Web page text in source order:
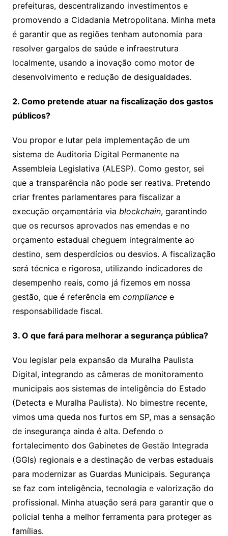
prefeituras, descentralizando investimentos e
promovendo a Cidadania Metropolitana. Minha meta
é garantir que as regiões tenham autonomia para
resolver gargalos de saúde e infraestrutura
localmente, usando a inovação como motor de
desenvolvimento e redução de desigualdades.
2. Como pretende atuar na fiscalização dos gastos
públicos?
Vou propor e lutar pela implementação de um
sistema de Auditoria Digital Permanente na
Assembleia Legislativa (ALESP). Como gestor, sei
que a transparência não pode ser reativa. Pretendo
criar frentes parlamentares para fiscalizar a
execução orçamentária via blockchain, garantindo
que os recursos aprovados nas emendas e no
orçamento estadual cheguem integralmente ao
destino, sem desperdícios ou desvios. A fiscalização
será técnica e rigorosa, utilizando indicadores de
desempenho reais, como já fizemos em nossa
gestão, que é referência em compliancee
responsabilidade fiscal.
3. O que fará para melhorar a segurança pública?
Vou legislar pela expansão da Muralha Paulista
Digital, integrando as câmeras de monitoramento
municipais aos sistemas de inteligência do Estado
(Detecta e Muralha Paulista). No bimestre recente,
vimos uma queda nos furtos em SP, mas a sensação
de insegurança ainda é alta. Defendo o
fortalecimento dos Gabinetes de Gestão Integrada
(GGIs) regionais e a destinação de verbas estaduais
para modernizar as Guardas Municipais. Segurança
se faz com inteligência, tecnologia e valorização do
profissional. Minha atuação será para garantir que o
policial tenha a melhor ferramenta para proteger as
famílias.